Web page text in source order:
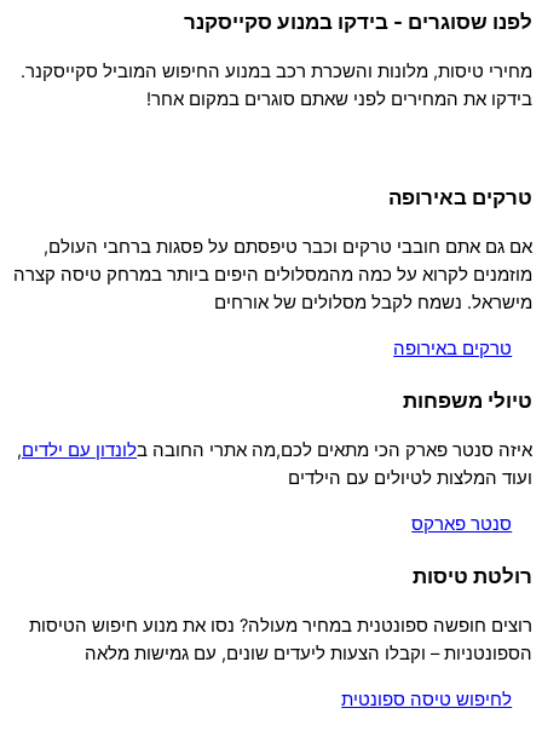
לפנו שסוגרים - בידקו במנוע סקייסקנר
מחירי טיסות, מלונות והשכרת רכב במנוע החיפוש המוביל סקייסקנר.
בידקו את המחירים לפני שאתם סוגרים במקום אחר!
טרקים באירופה
אם גם אתם חובבי טרקים וכבר טיפסתם על פסגות ברחבי העולם,
מוזמנים לקרוא על כמה מהמסלולים היפים ביותר במרחק טיסה קצרה
מישראל. נשמח לקבל מסלולים של אורחים
טרקים באירופה
טיולי משפחות
איזה סנטר פארק הכי מתאים לכם,מה אתרי החובה בלונדון עם ילדים,
ועוד המלצות לטיולים עם הילדים
סנטר פארקס
רולטת טיסות
רוצים חופשה ספונטנית במחיר מעולה? נסו את מנוע חיפוש הטיסות
הספונטניות – וקבלו הצעות ליעדים שונים, עם גמישות מלאה
לחיפוש טיסה ספונטית